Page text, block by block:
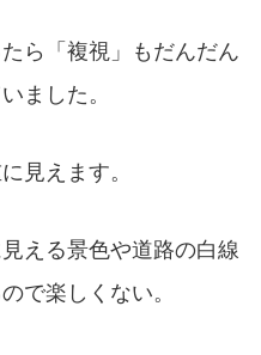
ら「複視」もだんだん
ました。
見えます。
える景色や道路の白線
で楽しくない。